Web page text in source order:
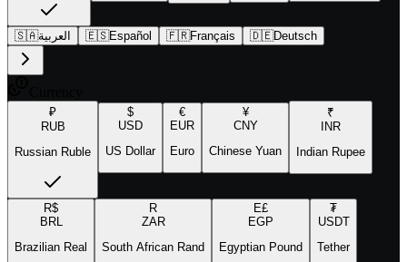
🇸🇦العربية 🇪🇸Español 🇫🇷Français 🇩🇪Deutsch
₽
RUB
Russian Ruble
$
USD
US Dollar
€
EUR
Euro
¥
CNY
Chinese Yuan
₹
INR
Indian Rupee
R$
BRL
Brazilian Real
R
ZAR
South African Rand
E£
EGP
Egyptian Pound
₮
USDT
Tether